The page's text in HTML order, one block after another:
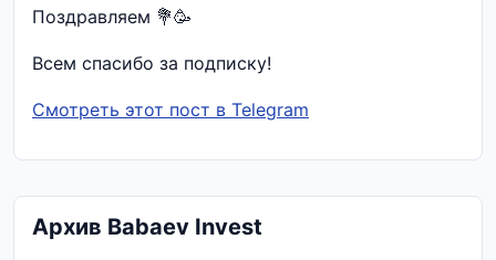
Поздравляем 💐🥳
Всем спасибо за подписку!
Смотреть этот пост в Telegram
Архив Babaev Invest